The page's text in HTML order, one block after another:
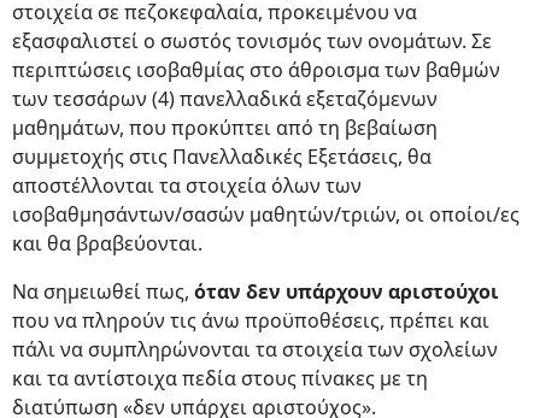
στοιχεία σε πεζοκεφαλαία, προκειμένου να
εξασφαλιστεί ο σωστός τονισμός των ονομάτων. Σε
περιπτώσεις ισοβαθμίας στο άθροισμα των βαθμών
των τεσσάρων (4) πανελλαδικά εξεταζόμενων
μαθημάτων, που προκύπτει από τη βεβαίωση
συμμετοχής στις Πανελλαδικές Εξετάσεις, θα
αποστέλλονται τα στοιχεία όλων των
ισοβαθμησάντων/σασών μαθητών/τριών, οι οποίοι/ες
και θα βραβεύονται.
Να σημειωθεί πως, όταν δεν υπάρχουν αριστούχοι
που να πληρούν τις άνω προϋποθέσεις, πρέπει και
πάλι να συμπληρώνονται τα στοιχεία των σχολείων
και τα αντίστοιχα πεδία στους πίνακες με τη
διατύπωση «δεν υπάρχει αριστούχος».